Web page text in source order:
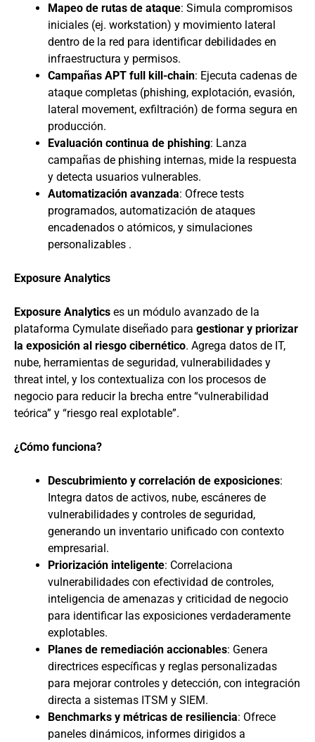
Mapeo de rutas de ataque: Simula compromisos
iniciales (ej. workstation) y movimiento lateral
dentro de la red para identificar debilidades en
infraestructura y permisos.
Campañas APT full kill-chain: Ejecuta cadenas de
ataque completas (phishing, explotación, evasión,
lateral movement, exfiltración) de forma segura en
producción.
Evaluación continua de phishing: Lanza
campañas de phishing internas, mide la respuesta
y detecta usuarios vulnerables.
Automatización avanzada: Ofrece tests
programados, automatización de ataques
encadenados o atómicos, y simulaciones
personalizables .
Exposure Analytics
Exposure Analytics es un módulo avanzado de la
plataforma Cymulate diseñado para gestionar y priorizar
la exposición al riesgo cibernético. Agrega datos de IT,
nube, herramientas de seguridad, vulnerabilidades y
threat intel, y los contextualiza con los procesos de
negocio para reducir la brecha entre “vulnerabilidad
teórica” y “riesgo real explotable”.
¿Cómo funciona?
Descubrimiento y correlación de exposiciones:
Integra datos de activos, nube, escáneres de
vulnerabilidades y controles de seguridad,
generando un inventario unificado con contexto
empresarial.
Priorización inteligente: Correlaciona
vulnerabilidades con efectividad de controles,
inteligencia de amenazas y criticidad de negocio
para identificar las exposiciones verdaderamente
explotables.
Planes de remediación accionables: Genera
directrices específicas y reglas personalizadas
para mejorar controles y detección, con integración
directa a sistemas ITSM y SIEM.
Benchmarks y métricas de resiliencia: Ofrece
paneles dinámicos, informes dirigidos a